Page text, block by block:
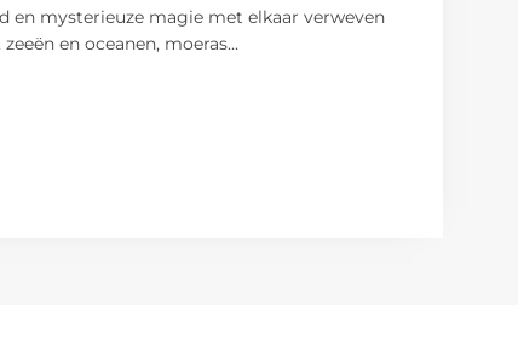
en mysterieuze magie met elkaar verweven
en oceanen, moeras...